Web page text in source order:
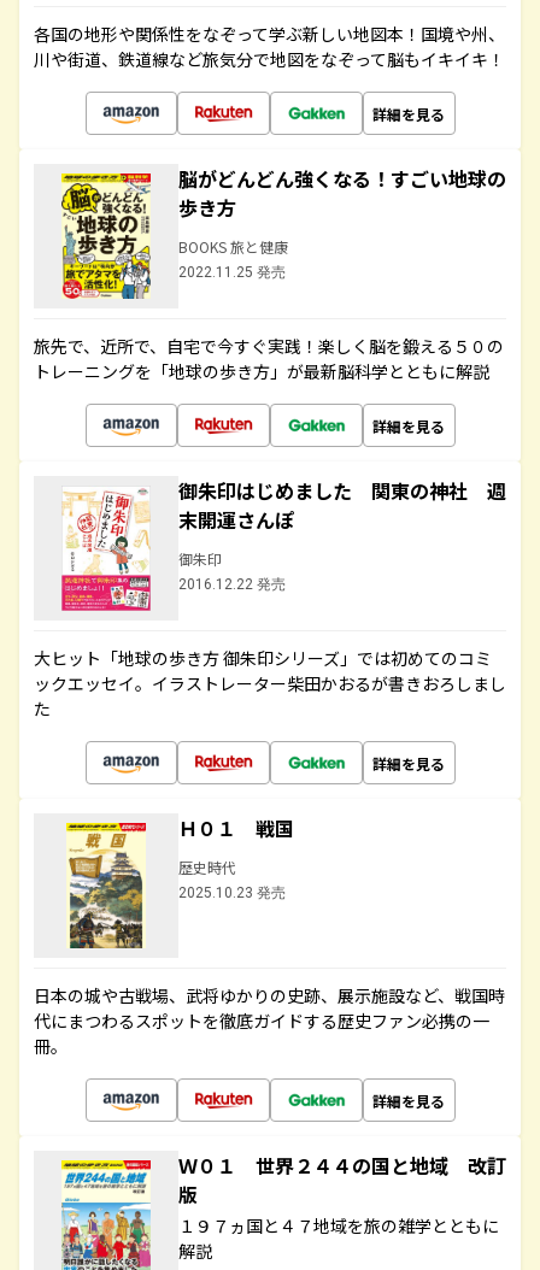
各国の地形や関係性をなぞって学ぶ新しい地図本！国境や州、
川や街道、鉄道線など旅気分で地図をなぞって脳もイキイキ！
詳細を見る
脳がどんどん強くなる！すごい地球の
歩き方
BOOKS 旅と健康
2022.11.25 発売
旅先で、近所で、自宅で今すぐ実践！楽しく脳を鍛える５０の
トレーニングを「地球の歩き方」が最新脳科学とともに解説
詳細を見る
御朱印はじめました 関東の神社 週
末開運さんぽ
御朱印
2016.12.22 発売
大ヒット「地球の歩き方 御朱印シリーズ」では初めてのコミ
ックエッセイ。イラストレーター柴田かおるが書きおろしまし
た
詳細を見る
Ｈ０１ 戦国
歴史時代
2025.10.23 発売
日本の城や古戦場、武将ゆかりの史跡、展示施設など、戦国時
代にまつわるスポットを徹底ガイドする歴史ファン必携の一
冊。
詳細を見る
Ｗ０１ 世界２４４の国と地域 改訂
版
１９７ヵ国と４７地域を旅の雑学とともに
解説